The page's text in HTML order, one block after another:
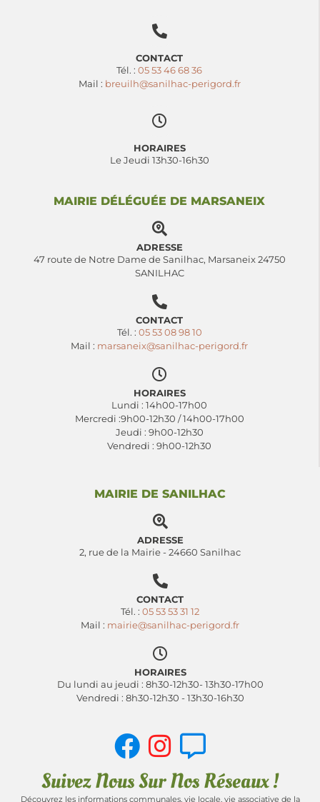
CONTACT
Tél. : 05 53 46 68 36
Mail : breuilh@sanilhac-perigord.fr
HORAIRES
Le Jeudi 13h30-16h30
MAIRIE DÉLÉGUÉE DE MARSANEIX
ADRESSE
47 route de Notre Dame de Sanilhac, Marsaneix 24750
SANILHAC
CONTACT
Tél. : 05 53 08 98 10
Mail : marsaneix@sanilhac-perigord.fr
HORAIRES
Lundi : 14h00-17h00
Mercredi :9h00-12h30 / 14h00-17h00
Jeudi : 9h00-12h30
Vendredi : 9h00-12h30
MAIRIE DE SANILHAC
ADRESSE
2, rue de la Mairie - 24660 Sanilhac
CONTACT
Tél. : 05 53 53 31 12
Mail : mairie@sanilhac-perigord.fr
HORAIRES
Du lundi au jeudi : 8h30-12h30- 13h30-17h00
Vendredi : 8h30-12h30 - 13h30-16h30
Suivez Nous Sur Nos Réseaux !
Découvrez les informations communales, vie locale, vie associative de la